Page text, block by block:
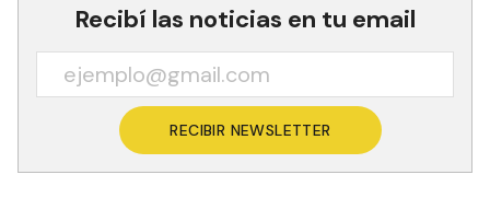
Recibí las noticias en tu email
RECIBIR NEWSLETTER